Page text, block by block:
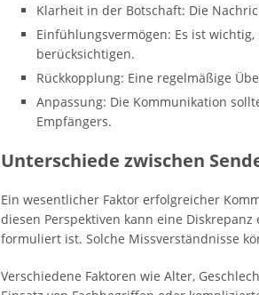
Klarheit in der Botschaft: Die
Einfühlungsvermögen: Es ist
berücksichtigen.
Rückkopplung: Eine regelmäßige
Anpassung: Die Kommunikation
Empfängers.
Unterschiede zwischen
Ein wesentlicher Faktor erfolgreicher
diesen Perspektiven kann eine
formuliert ist. Solche Missverständnisse
Verschiedene Faktoren wie Alter,